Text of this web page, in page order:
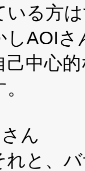
いる方
しAOI
己中心
ん
れと、